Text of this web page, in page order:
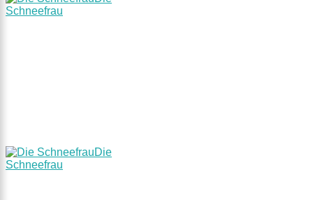
Schneefrau
Die
Schneefrau